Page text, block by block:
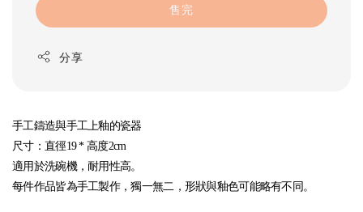
售完
分享
手工鑄造與手工上釉的瓷器
尺寸：直徑19 * 高度2cm
適用於洗碗機，耐用性高。
每件作品皆為手工製作，獨一無二，形狀與釉色可能略有不同。